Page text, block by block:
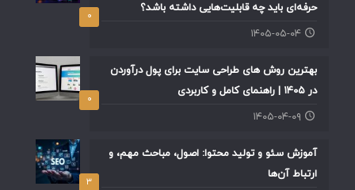
۰
حرفه‌ای باید چه قابلیت‌هایی داشته باشد؟
۱۴۰۵-۰۵-۰۴
۰
بهترین روش های طراحی سایت برای پول درآوردن
در ۱۴۰۵ | راهنمای کامل و کاربردی
۱۴۰۵-۰۴-۰۹
۳
آموزش سئو و تولید محتوا: اصول، مباحث مهم، و
ارتباط آن‌ها